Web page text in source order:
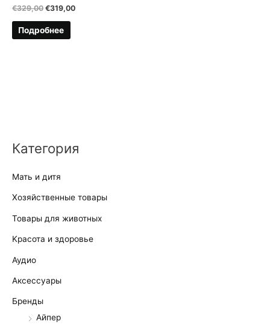
Категория
Мать и дитя
Хозяйственные товары
Товары для животных
Kрасота и здоровье
Аудио
Аксессуары
Бренды
Айпер
€329,00 Первоначальная
составляла
€329,00.
€319,00Текущая
Подробнее